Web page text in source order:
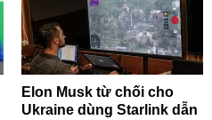
Elon Musk từ chối cho
Ukraine dùng Starlink dẫn